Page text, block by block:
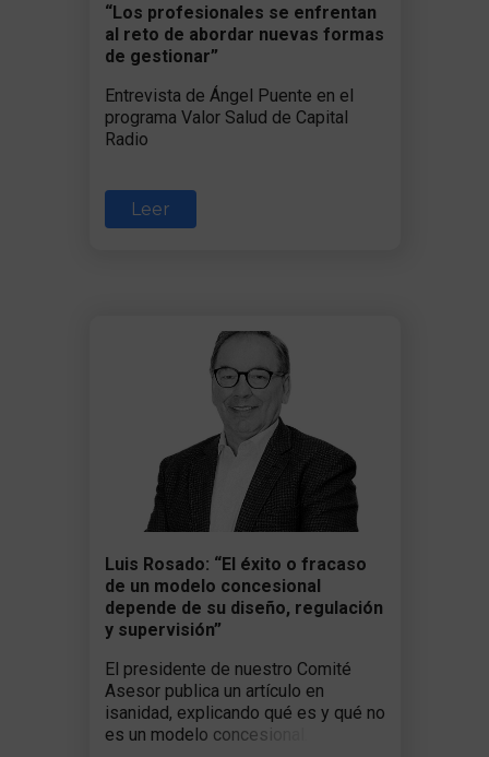
“Los profesionales se enfrentan
al reto de abordar nuevas formas
de gestionar”
Entrevista de Ángel Puente en el
programa Valor Salud de Capital
Radio
Leer
Luis Rosado: “El éxito o fracaso
de un modelo concesional
depende de su diseño, regulación
y supervisión”
El presidente de nuestro Comité
Asesor publica un artículo en
isanidad, explicando qué es y qué no
es un modelo concesional.